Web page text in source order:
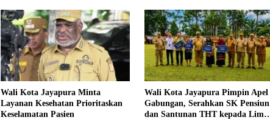
Wali Kota Jayapura Minta
Layanan Kesehatan Prioritaskan
Keselamatan Pasien
Wali Kota Jayapura Pimpin Apel
Gabungan, Serahkan SK Pensiun
dan Santunan THT kepada Lima